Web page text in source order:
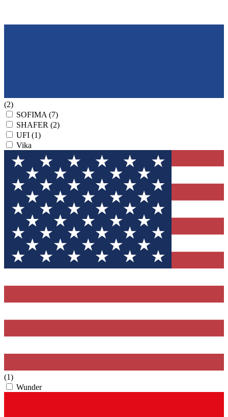
(2)
SOFIMA(7)
SHAFER (2)
UFI (1)
Vika
(1)
Wunder